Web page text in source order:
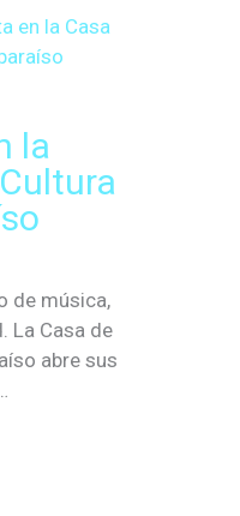
la
de música,
La Casa de
abre sus